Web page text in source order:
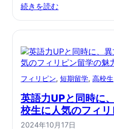
続きを読む
フィリピン, 短期留学, 高校生
英語力UPと同時に
校生に人気のフィ
2024年10月17日